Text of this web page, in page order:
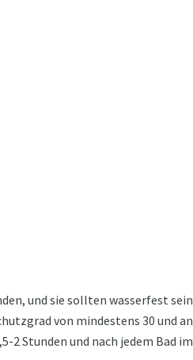
und sie sollten wasserfest
von mindestens 30 und
2 Stunden und nach jedem Bad